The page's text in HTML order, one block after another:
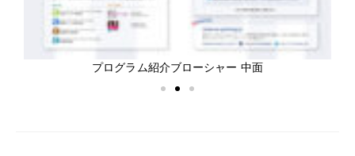
プログラム紹介ブローシャー 中面